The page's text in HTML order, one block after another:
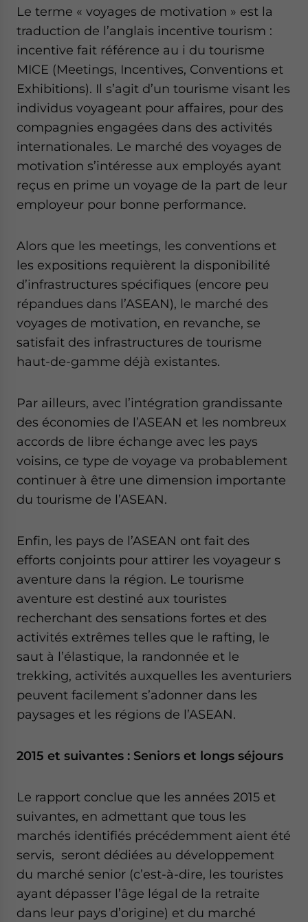
Le terme « voyages de motivation » est la
traduction de l’anglais incentive tourism :
incentive fait référence au i du tourisme
MICE (Meetings, Incentives, Conventions et
Exhibitions). Il s’agit d’un tourisme visant les
individus voyageant pour affaires, pour des
compagnies engagées dans des activités
internationales. Le marché des voyages de
motivation s’intéresse aux employés ayant
reçus en prime un voyage de la part de leur
employeur pour bonne performance.
Alors que les meetings, les conventions et
les expositions requièrent la disponibilité
d’infrastructures spécifiques (encore peu
répandues dans l’ASEAN), le marché des
voyages de motivation, en revanche, se
satisfait des infrastructures de tourisme
haut-de-gamme déjà existantes.
Par ailleurs, avec l’intégration grandissante
des économies de l’ASEAN et les nombreux
accords de libre échange avec les pays
voisins, ce type de voyage va probablement
continuer à être une dimension importante
du tourisme de l’ASEAN.
Enfin, les pays de l’ASEAN ont fait des
efforts conjoints pour attirer les voyageur s
aventure dans la région. Le tourisme
aventure est destiné aux touristes
recherchant des sensations fortes et des
activités extrêmes telles que le rafting, le
saut à l’élastique, la randonnée et le
trekking, activités auxquelles les aventuriers
peuvent facilement s’adonner dans les
paysages et les régions de l’ASEAN.
2015 et suivantes : Seniors et longs séjours
Le rapport conclue que les années 2015 et
suivantes, en admettant que tous les
marchés identifiés précédemment aient été
servis, seront dédiées au développement
du marché senior (c’est-à-dire, les touristes
ayant dépasser l’âge légal de la retraite
dans leur pays d’origine) et du marché